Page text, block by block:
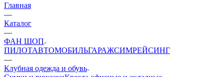
Главная
—
Каталог
—
ФАН ШОП
ПИЛОТАВТОМОБИЛЬГАРАЖСИМРЕЙСИНГ
—
Клубная одежда и обувь